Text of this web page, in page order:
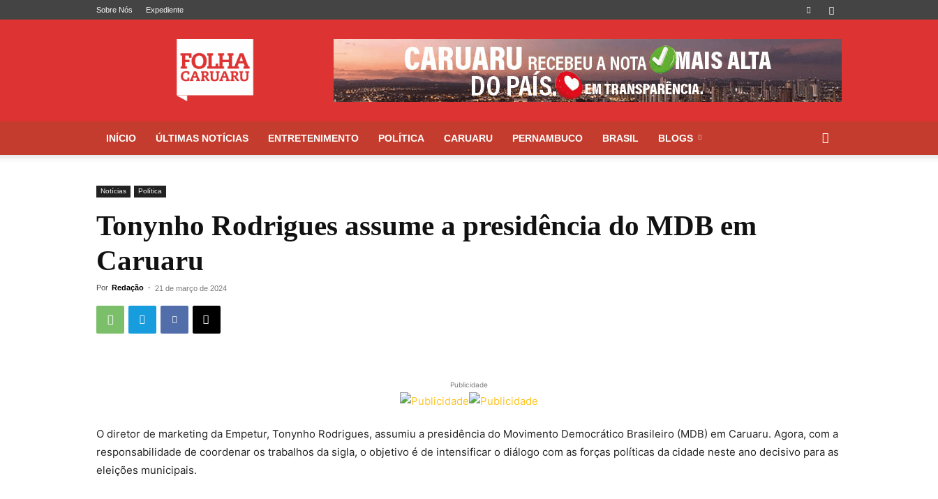
Sobre Nós Expediente
de
Caruaru
INÍCIO ÚLTIMAS NOTÍCIAS ENTRETENIMENTO POLÍTICA CARUARU PERNAMBUCO BRASIL BLOGS
Notícias Política
Tonynho Rodrigues assume a presidência do MDB em
Caruaru
Por Redação - 21 de março de 2024
Publicidade
O diretor de marketing da Empetur, Tonynho Rodrigues, assumiu a presidência do Movimento Democrático Brasileiro (MDB) em Caruaru. Agora, com a
responsabilidade de coordenar os trabalhos da sigla, o objetivo é de intensificar o diálogo com as forças políticas da cidade neste ano decisivo para as
eleições municipais.